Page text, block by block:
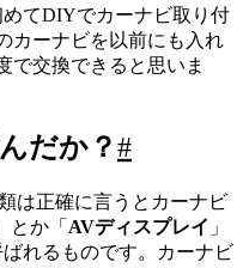
てDIYでカーナビ取り付
カーナビを以前にも入れ
で交換できると思いま
だか？#
は正確に言うとカーナビ
とか「 AVディスプレイ 」
ばれるものです。カーナビ